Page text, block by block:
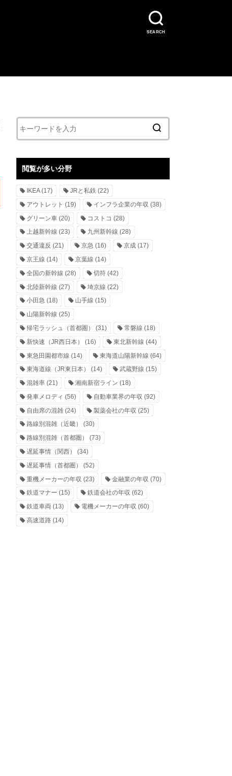
SEARCH
閲覧が多い分野
IKEA(17) JRと私鉄 (22)
アウトレット (19) インフラ企業の年収 (38)
グリーン車 (20) コストコ (28)
上越新幹線 (23) 九州新幹線 (28)
交通違反 (21) 京急 (16) 京成(17)
京王線 (14) 京葉線 (14)
全国の新幹線 (28) 切符(42)
北陸新幹線 (27) 埼京線 (22)
小田急 (18) 山手線 (15)
山陽新幹線 (25)
帰宅ラッシュ（首都圏）
(31) 常磐線 (18)
新快速（JR西日本）
(16) 東北新幹線 (44)
東急田園都市線 (14) 東海道山陽新幹線 (64)
東海道線（JR東日本）
(14) 武蔵野線 (15)
混雑率 (21) 湘南新宿ライン (18)
発車メロディ (56) 自動車業界の年収 (92)
自由席の混雑 (24) 製薬会社の年収 (25)
路線別混雑（近畿）
(30)
路線別混雑（首都圏）
(73)
遅延事情（関西）
(34)
遅延事情（首都圏）
(52)
重機メーカーの年収 (23) 金融業の年収 (70)
鉄道マナー (15) 鉄道会社の年収 (62)
鉄道車両 (13) 電機メーカーの年収 (60)
高速道路 (14)